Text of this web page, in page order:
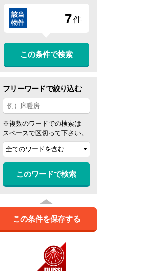
該当
物件
7件
この条件で検索
フリーワードで絞り込む
※複数のワードでの検索は
スペースで区切って下さい。
このワードで検索
この条件を保存する